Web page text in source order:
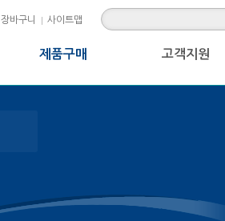
장바구니 사이트맵
제품구매 고객지원